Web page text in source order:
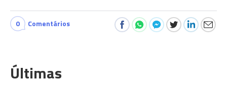
0 Comentários
Últimas